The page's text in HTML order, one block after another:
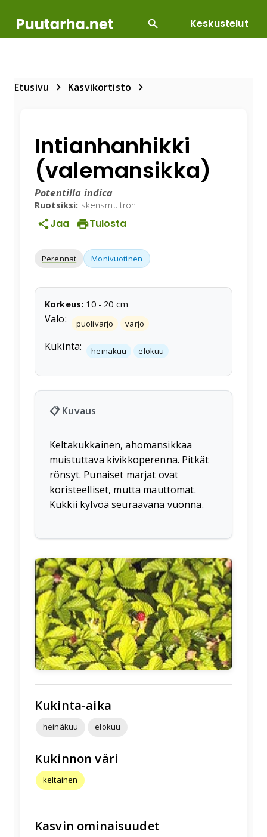
Keskustelut
Etusivu Kasvikortisto
Intianhanhikki
(valemansikka)
Potentilla indica
Ruotsiksi: skensmultron
Jaa Tulosta
Perennat Monivuotinen
Korkeus: 10- 20 cm
Valo: puolivarjo varjo
Kukinta: heinäkuu elokuu
📋 Kuvaus
Keltakukkainen, ahomansikkaa
muistuttava kivikkoperenna. Pitkät
rönsyt. Punaiset marjat ovat
koristeelliset, mutta mauttomat.
Kukkii kylvöä seuraavana vuonna.
🌱
Kukinta-aika
heinäkuu elokuu
Kukinnon väri
keltainen
Kasvin ominaisuudet